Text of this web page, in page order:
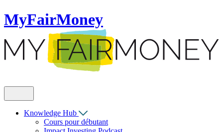
MyFairMoney
Knowledge Hub
Cours pour débutant